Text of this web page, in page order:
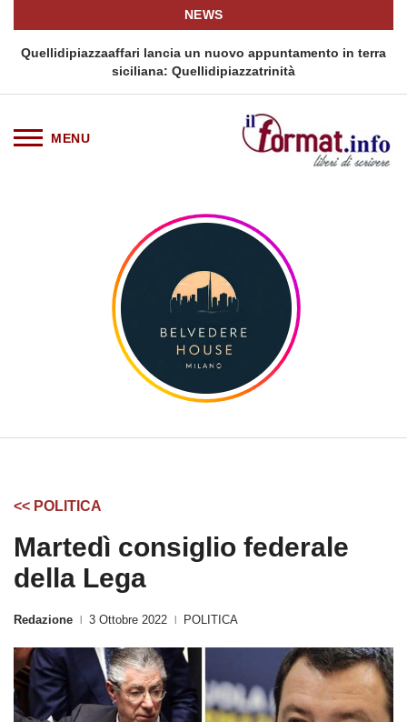
NEWS
Quellidipiazzaaffari lancia un nuovo appuntamento in terra
siciliana: Quellidipiazzatrinità
<< POLITICA
Martedì consiglio federale
della Lega
Redazione 3 Ottobre 2022 POLITICA